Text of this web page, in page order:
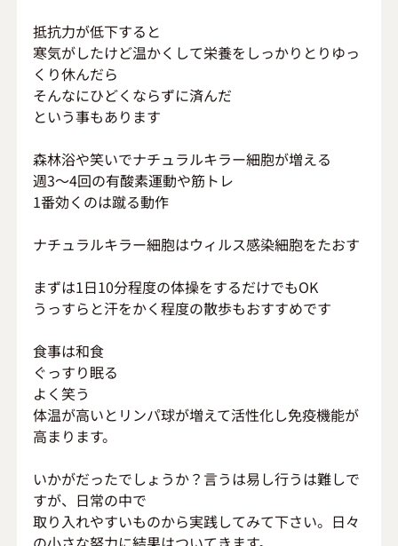
抵抗力が低下すると
寒気がしたけど温かくして栄養をしっかりとりゆっ
くり休んだら
そんなにひどくならずに済んだ
という事もあります
森林浴や笑いでナチュラルキラー細胞が増える
週3～4回の有酸素運動や筋トレ
1番効くのは蹴る動作
ナチュラルキラー細胞はウィルス感染細胞をたおす
まずは1日10分程度の体操をするだけでもOK
うっすらと汗をかく程度の散歩もおすすめです
食事は和食
ぐっすり眠る
よく笑う
体温が高いとリンパ球が増えて活性化し免疫機能が
高まります。
いかがだったでしょうか？言うは易し行うは難しで
すが、日常の中で
取り入れやすいものから実践してみて下さい。日々